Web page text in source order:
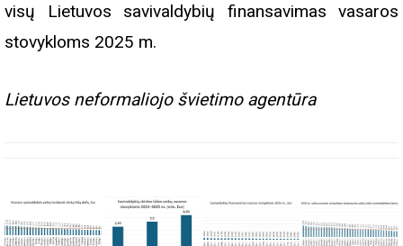
visų Lietuvos savivaldybių finansavimas vasaros
stovykloms 2025 m.
Lietuvos neformaliojo švietimo agentūra